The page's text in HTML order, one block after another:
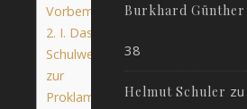
Vorbemerkung
2. I. Das
Schulwesen bis
zur
Proklamation
Burkhard Günther
38
Helmut Schuler zu